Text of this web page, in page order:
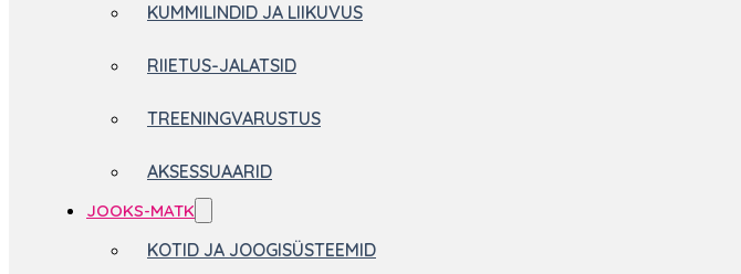
KUMMILINDID JA LIIKUVUS
RIIETUS-JALATSID
TREENINGVARUSTUS
AKSESSUAARID
JOOKS-MATK
KOTID JA JOOGISÜSTEEMID